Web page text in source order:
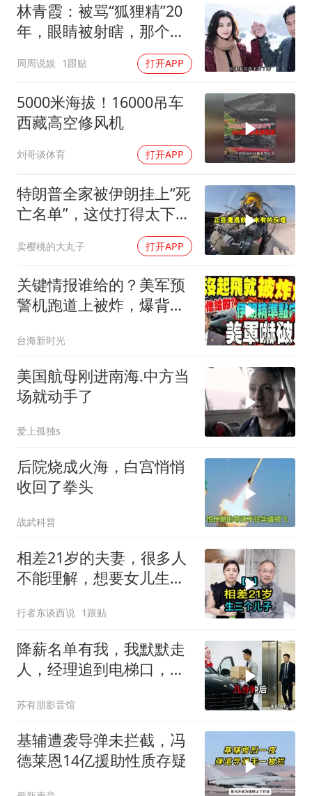
林青霞：被骂“狐狸精”20
年，眼睛被射瞎，那个男
人只问了一句“谁来出机票
钱？”
周周说娱 1跟贴 打开APP
5000米海拔！16000吊车
西藏高空修风机
刘哥谈体育 打开APP
特朗普全家被伊朗挂上“死
亡名单”，这仗打得太下作
卖樱桃的大丸子 打开APP
关键情报谁给的？美军预
警机跑道上被炸，爆背后
台海新时光
美国航母刚进南海.中方当
场就动手了
爱上孤独s
后院烧成火海，白宫悄悄
收回了拳头
战武科普
相差21岁的夫妻，很多人
不能理解，想要女儿生了
行者东谈西说 1跟贴
降薪名单有我，我默默走
人，经理追到电梯口，见
苏有朋影音馆
基辅遭袭导弹未拦截，冯
德莱恩14亿援助性质存疑